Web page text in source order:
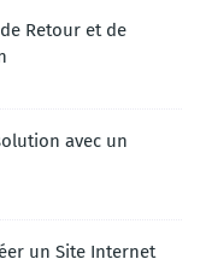
Retour et de
avec un
un Site Internet